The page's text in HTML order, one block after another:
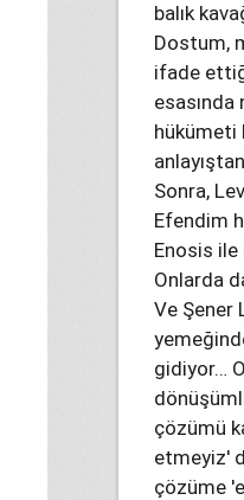
balık
Dostum,
ifade
hükümeti
Sonra,
Efendim
Enosis ile
Onlarda
Ve Şener
gidiyor…
çözümü
etmeyiz'
çözüme